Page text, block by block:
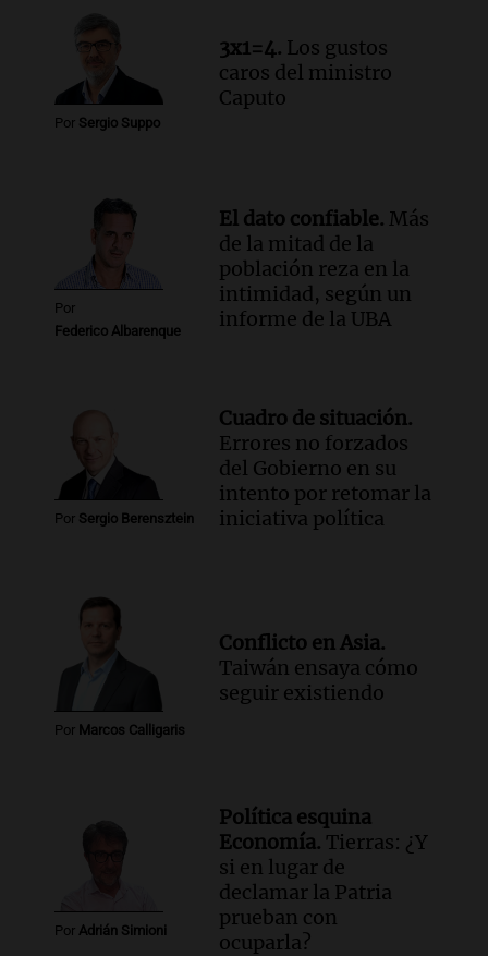
según San Ignacio de Loyola
Panorama Federal
Episodios
Audio.Tormentas y filtraciones: "El
agua entra por donde menos
Episodios
Por Sergio Suppo
3x1=4. Los gustos
caros del ministro
Caputo
Por
Federico Albarenque
El dato confiable. Más
de la mitad de la
población reza en la
intimidad, según un
informe de la UBA
Por Sergio Berensztein
Cuadro de situación.
Errores no forzados
del Gobierno en su
intento por retomar la
iniciativa política
Por Marcos Calligaris
Conflicto en Asia.
Taiwán ensaya cómo
seguir existiendo
Por Adrián Simioni
Política esquina
Economía. Tierras: ¿Y
si en lugar de
declamar la Patria
prueban con
ocuparla?